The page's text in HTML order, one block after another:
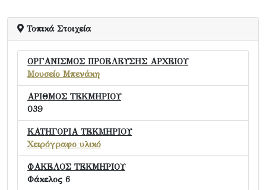
Τοπικά Στοιχεία
ΟΡΓΑΝΙΣΜΟΣ ΠΡΟΕΛΕΥΣΗΣ ΑΡΧΕΙΟΥ
Μουσείο Μπενάκη
ΑΡΙΘΜΟΣ ΤΕΚΜΗΡΙΟΥ
039
ΚΑΤΗΓΟΡΙΑ ΤΕΚΜΗΡΙΟΥ
Χειρόγραφο υλικό
ΦΑΚΕΛΟΣ ΤΕΚΜΗΡΙΟΥ
Φάκελος 6